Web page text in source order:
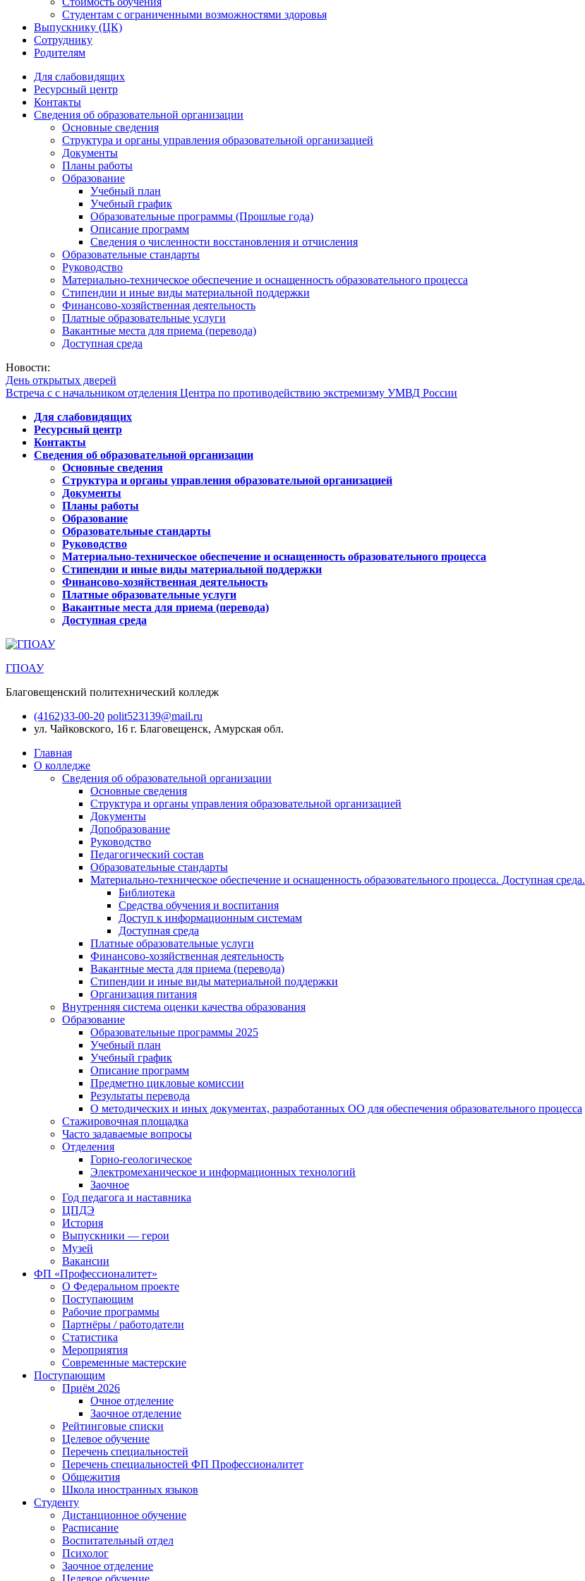
Студентам с ограниченными возможностями здоровья
Выпускнику (ЦК)
Сотруднику
Родителям
Для слабовидящих
Ресурсный центр
Контакты
Сведения об образовательной организации
Основные сведения
Структура и органы управления образовательной организацией
Документы
Планы работы
Образование
Учебный план
Учебный график
Образовательные программы (Прошлые года)
Описание программ
Сведения о численности восстановления и отчисления
Образовательные стандарты
Руководство
Материально-техническое обеспечение и оснащенность образовательного процесса
Стипендии и иные виды материальной поддержки
Финансово-хозяйственная деятельность
Платные образовательные услуги
Вакантные места для приема (перевода)
Доступная среда
Новости:
День открытых дверей
Встреча с с начальником отделения Центра по противодействию экстремизму УМВД России
Для слабовидящих
Ресурсный центр
Контакты
Сведения об образовательной организации
Основные сведения
Структура и органы управления образовательной организацией
Документы
Планы работы
Образование
Образовательные стандарты
Руководство
Материально-техническое обеспечение и оснащенность образовательного процесса
Стипендии и иные виды материальной поддержки
Финансово-хозяйственная деятельность
Платные образовательные услуги
Вакантные места для приема (перевода)
Доступная среда
ГПОАУ
Благовещенский политехнический колледж
(4162)33-00-20 polit523139@mail.ru
ул. Чайковского, 16 г. Благовещенск, Амурская обл.
Главная
О колледже
Сведения об образовательной организации
Основные сведения
Структура и органы управления образовательной организацией
Документы
Допобразование
Руководство
Педагогический состав
Образовательные стандарты
Материально-техническое обеспечение и оснащенность образовательного процесса. Доступная среда.
Библиотека
Средства обучения и воспитания
Доступ к информационным системам
Доступная среда
Платные образовательные услуги
Финансово-хозяйственная деятельность
Вакантные места для приема (перевода)
Стипендии и иные виды материальной поддержки
Организация питания
Внутренняя система оценки качества образования
Образование
Образовательные программы 2025
Учебный план
Учебный график
Описание программ
Предметно цикловые комиссии
Результаты перевода
О методических и иных документах, разработанных ОО для обеспечения образовательного процесса
Стажировочная площадка
Часто задаваемые вопросы
Отделения
Горно-геологическое
Электромеханическое и информационных технологий
Заочное
Год педагога и наставника
ЦПДЭ
История
Выпускники — герои
Музей
Вакансии
ФП «Профессионалитет»
О Федеральном проекте
Поступающим
Рабочие программы
Партнёры / работодатели
Статистика
Мероприятия
Современные мастерские
Поступающим
Приём 2026
Очное отделение
Заочное отделение
Рейтинговые списки
Целевое обучение
Перечень специальностей
Перечень специальностей ФП Профессионалитет
Общежития
Школа иностранных языков
Студенту
Дистанционное обучение
Расписание
Воспитательный отдел
Психолог
Заочное отделение
Целевое обучение